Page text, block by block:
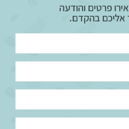
פרטים והודעה
אליכם בהקדם.